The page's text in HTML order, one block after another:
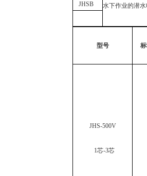
JHSB
水下作业的潜
型号
JHS-500V
1芯-3芯